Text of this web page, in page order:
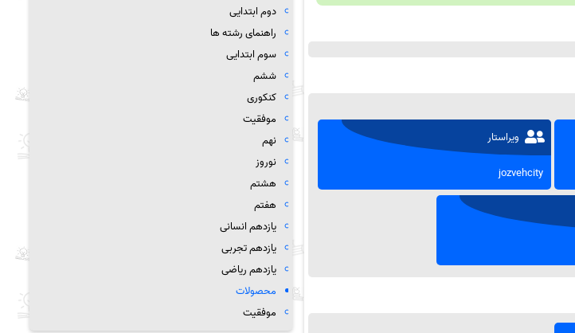
ویراستار
jozvehcity
دوم ابتدایی
راهنمای رشته ها
سوم ابتدایی
ششم
کنکوری
موفقیت
نهم
نوروز
هشتم
هفتم
یازدهم انسانی
یازدهم تجربی
یازدهم ریاضی
محصولات
موفقیت